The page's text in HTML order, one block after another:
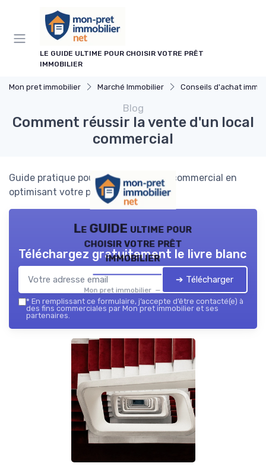
LE GUIDE ULTIME POUR CHOISIR VOTRE PRÊT
IMMOBILIER
Mon pret immobilier Marché Immobilier Conseils d'achat
Blog
Comment réussir la vente d'un local
commercial
Guide pratique pour vendre un local commercial en
optimisant votre prêt hypothécaire.
Le GUIDE ultime pour
choisir votre prêt
immobilier
Mon pret immobilier — 2026
Téléchargez gratuitement le livre blanc
➔ Télécharger
* En remplissant ce formulaire, j’accepte d’être contacté(e) à
des fins commerciales par Mon pret immobilier et ses
partenaires.